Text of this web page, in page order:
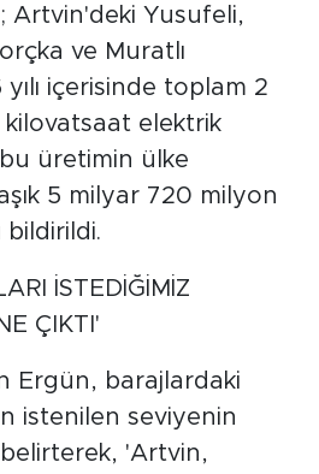
Artvin'deki Yusufeli,
ve Muratlı
içerisinde toplam 2
elektrik
üretimin ülke
5 milyar 720 milyon
bildirildi.
İSTEDİĞİMİZ
ÇIKTI'
Ergün, barajlardaki
istenilen seviyenin
belirterek, 'Artvin,